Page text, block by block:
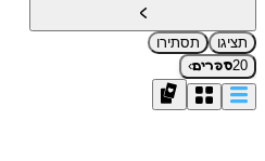
תציגו
תסתירו
20ספרים›